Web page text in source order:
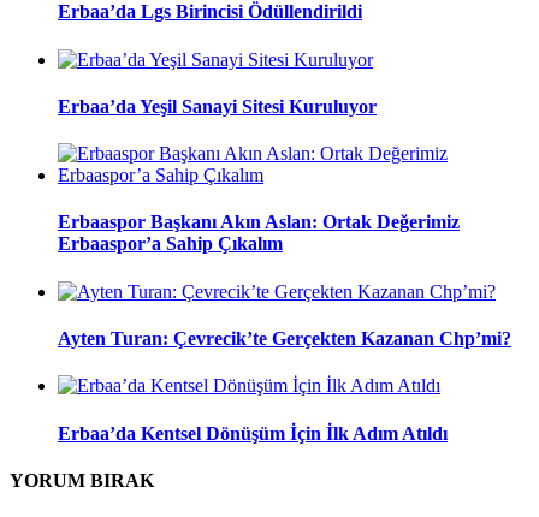
Erbaa’da Lgs Birincisi Ödüllendirildi
Erbaa’da Yeşil Sanayi Sitesi Kuruluyor
Erbaaspor Başkanı Akın Aslan: Ortak Değerimiz
Erbaaspor’a Sahip Çıkalım
Ayten Turan: Çevrecik’te Gerçekten Kazanan Chp’mi?
Erbaa’da Kentsel Dönüşüm İçin İlk Adım Atıldı
YORUM BIRAK